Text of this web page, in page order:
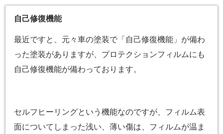
自己修復機能
最近ですと、元々車の塗装で「自己修復機能」が備わ
った塗装がありますが、プロテクションフィルムにも
自己修復機能が備わっております。
セルフヒーリングという機能なのですが、フィルム表
面についてしまった浅い、薄い傷は、フィルムが温ま